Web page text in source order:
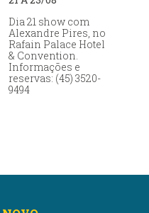
Dia 21 show com
Alexandre Pires, no
Rafain Palace Hotel
& Convention.
Informações e
reservas: (45) 3520-
9494